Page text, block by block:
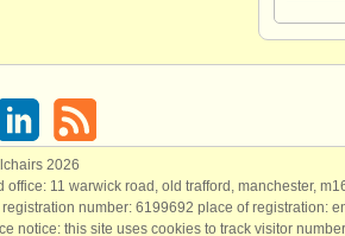
2026
office: 11 warwick road, old trafford, manchester,
number: ​6199692 place of registration:
notice: ​this site uses cookies to track visitor